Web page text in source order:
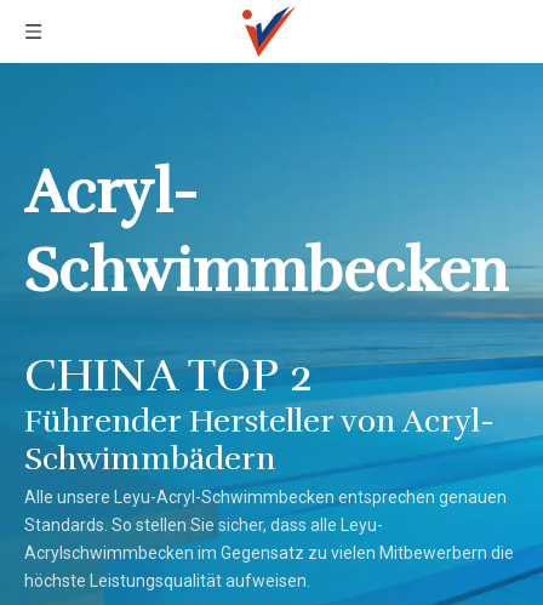
Acryl-
Schwimmbecken
CHINA TOP 2
Führender Hersteller von Acryl-
Schwimmbädern
Alle unsere Leyu-Acryl-Schwimmbecken entsprechen genauen
Standards. So stellen Sie sicher, dass alle Leyu-
Acrylschwimmbecken im Gegensatz zu vielen Mitbewerbern die
höchste Leistungsqualität aufweisen.